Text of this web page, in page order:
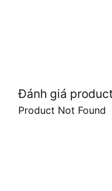
Đánh giá
Product Not Found